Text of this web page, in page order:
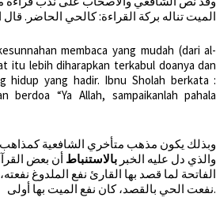
الميت تناله بركة القراءة: كالحي الحاضر.
membaca yang mudah (dari al-
itu lebih diharapkan terkabul doanya dan
hidup yang hadir. Ibnu Sholah berkata :
berdoa “Ya Allah, sampaikanlah pahala
وبذلك يكون مذهب متأخري الشافعية كمذاهب
والذي دل عليه الخبر بالاستنباط أن بعض
الفاتحة لما قصد بها القارئ نفع الملدوغ
نفعت الحي بالقصد، كان نفع الميت بها أولى.